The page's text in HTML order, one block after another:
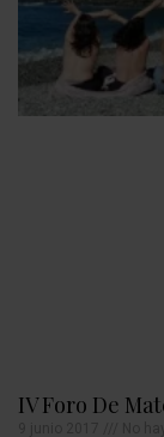
IV Foro De